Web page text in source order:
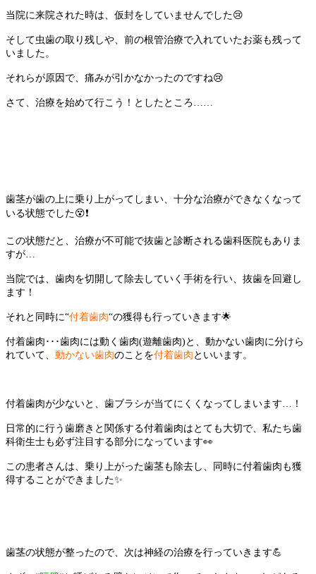
当院に来院された時は、仮封をしていませんでした😢
そして虫歯の取り残しや、前の根管治療で入れていたお薬も残って
いました。
それらが原因で、痛みが引かなかったのですね😢
さて、治療を始めて行こう！としたところ ……
歯茎が歯の上に乗り上がってしまい、十分な治療ができなくなって
いる状態でした😵❗️
この状態だと、治療が不可能で抜歯と診断される歯科医院もありま
すが…
当院では、歯肉を切開して除去していく手術を行い、抜歯を回避し
ます！
それと同時に“付着歯肉“の獲得も行っていきます🌟
付着歯肉･･･歯肉には動く歯肉(遊離歯肉) と、動かない歯肉に分けら
れていて、 動かない歯肉のことを付着歯肉 といいます。
付着歯肉が少ないと、歯ブラシが当てにくくなってしまいます… ！
日常的に行う歯磨きと関係する付着歯肉はとても大切で、私たち歯
科衛生士も必ず注目する部分になっています👀
この患者さんは、乗り上がった歯茎も除去し、同時に付着歯肉も獲
得することができました✨
歯茎の状態が整ったので、次は神経の治療を行っていきます💪